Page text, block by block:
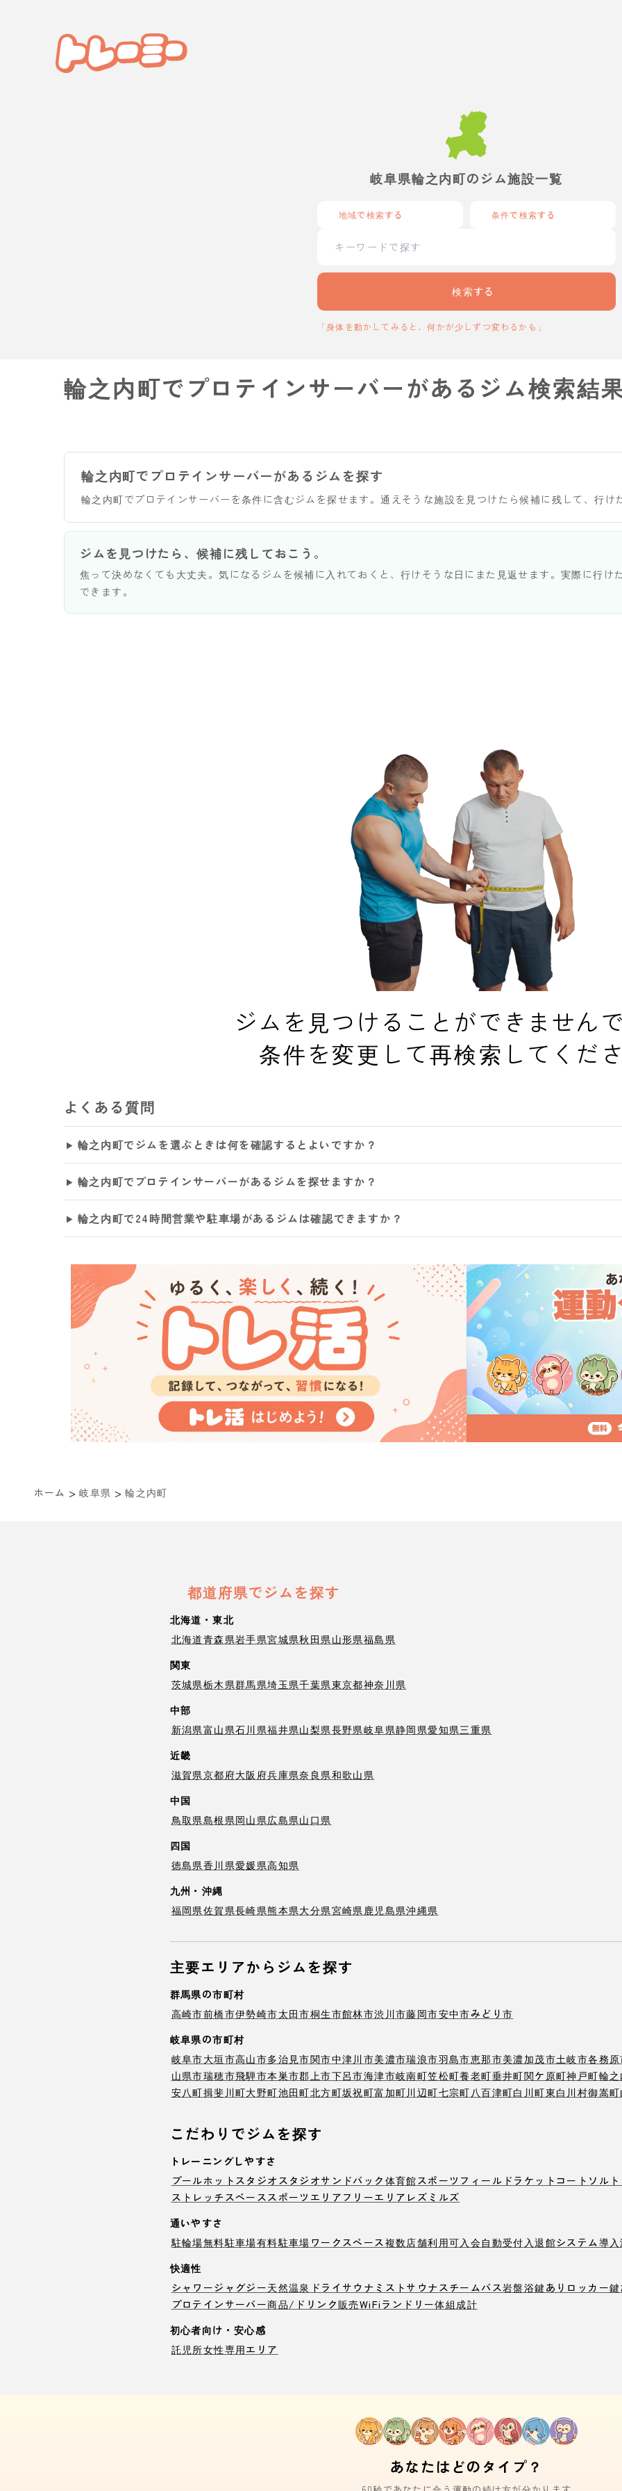
岐阜県輪之内町のジム施設一覧
地域で検索する 条件で検索する
検索する
「身体を動かしてみると、何かが少しずつ変わるかも」
輪之内町でプロテインサーバーがあるジム検索結
輪之内町でプロテインサーバーがあるジムを探す
輪之内町でプロテインサーバーを条件に含むジムを探せます。通えそうな施設を見つけたら候補に残して、行け
ジムを見つけたら、候補に残しておこう。
焦って決めなくても大丈夫。気になるジムを候補に入れておくと、行けそうな日にまた見返せます。実際に行け
できます。
ジムを見つけることができませんで
条件を変更して再検索してくださ
よくある質問
輪之内町でジムを選ぶときは何を確認するとよいですか？
輪之内町でプロテインサーバーがあるジムを探せますか？
輪之内町で24時間営業や駐車場があるジムは確認できますか？
ホーム > 岐阜県 > 輪之内町
都道府県でジムを探す
北海道・東北
北海道青森県岩手県宮城県秋田県山形県福島県
関東
茨城県栃木県群馬県埼玉県千葉県東京都神奈川県
中部
新潟県富山県石川県福井県山梨県長野県岐阜県静岡県愛知県三重県
近畿
滋賀県京都府大阪府兵庫県奈良県和歌山県
中国
鳥取県島根県岡山県広島県山口県
四国
徳島県香川県愛媛県高知県
九州・沖縄
福岡県佐賀県長崎県熊本県大分県宮崎県鹿児島県沖縄県
主要エリアからジムを探す
群馬県の市町村
高崎市前橋市伊勢崎市太田市桐生市館林市渋川市藤岡市安中市みどり市
岐阜県の市町村
岐阜市大垣市高山市多治見市関市中津川市美濃市瑞浪市羽島市恵那市美濃加茂市土岐市各務原
山県市瑞穂市飛騨市本巣市郡上市下呂市海津市岐南町笠松町養老町垂井町関ケ原町神戸町輪
安八町揖斐川町大野町池田町北方町坂祝町富加町川辺町七宗町 八百津町白川町東白川村御嵩町
こだわりでジムを探す
トレーニングしやすさ
プールホットスタジオ スタジオサンドバック 体育館スポーツフィールド ラケットコート ソル
ストレッチスペーススポーツエリア フリーエリア レズミルズ
通いやすさ
駐輪場無料駐車場有料駐車場 ワークスペース複数店舗利用可入会自動受付 入退館システム導入
快適性
シャワージャグジー天然温泉 ドライサウナ ミストサウナ スチームバス岩盤浴鍵ありロッカー
プロテインサーバー商品/ドリンク販売WiFi ランドリー体組成計
初心者向け・安心感
託児所女性専用エリア
あなたはどのタイプ？